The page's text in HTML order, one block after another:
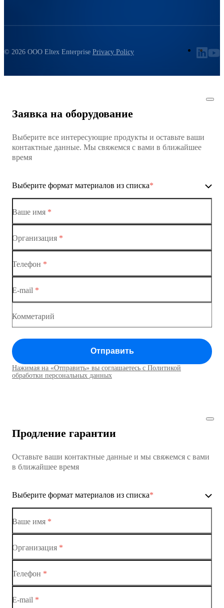
© 2026 ООО Eltex Enterprise Privacy Policy
Заявка на оборудование
Выберите все интересующие продукты и оставьте ваши
контактные данные. Мы свяжемся с вами в ближайшее
время
Выберите формат материалов из списка*
Ethernet-коммутаторы
Коммутатор доступа MES1428
Коммутаторы доступа01
Коммутатор доступа MES1428
Коммутатор доступа MES1428
Коммутаторы доступа
Коммутатор доступа MES1428-03
Коммутатор доступа MES1428-04
Ваше имя *
Организация *
Телефон *
E-mail *
Комметарий
Отправить
Нажимая на «Отправить» вы соглашаетесь с Политикой
обработки персональных данных
Продление гарантии
Оставьте ваши контактные данные и мы свяжемся с вами
в ближайшее время
Выберите формат материалов из списка*
Ethernet-коммутаторы
Ваше имя *
Организация *
Телефон *
E-mail *